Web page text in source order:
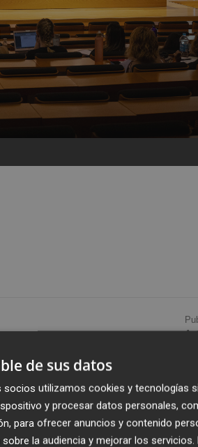
de Pau, Conflictes i
29a edició amb una jornada
«La salut mental: un nou
del Dia Mundial de la Salut
de sus datos
utilizamos cookies y tecnologías
y procesar datos personales,
para ofrecer anuncios y contenido
la audiencia y mejorar los servicios.